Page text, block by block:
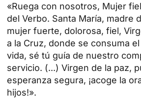
«Ruega con nosotros, Mujer
del Verbo. Santa María, madre
mujer fuerte, dolorosa, fiel,
a la Cruz, donde se consuma
vida, sé tú guía de nuestro
servicio. (...) Virgen de la paz,
esperanza segura, ¡acoge la
hijos!».